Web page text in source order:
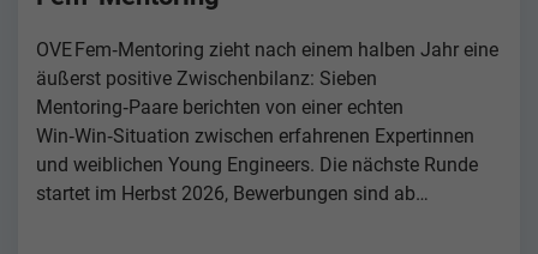
OVE Fem‑Mentoring zieht nach einem halben Jahr eine
äußerst positive Zwischenbilanz: Sieben
Mentoring‑Paare berichten von einer echten
Win‑Win‑Situation zwischen erfahrenen Expertinnen
und weiblichen Young Engineers. Die nächste Runde
startet im Herbst 2026, Bewerbungen sind ab…